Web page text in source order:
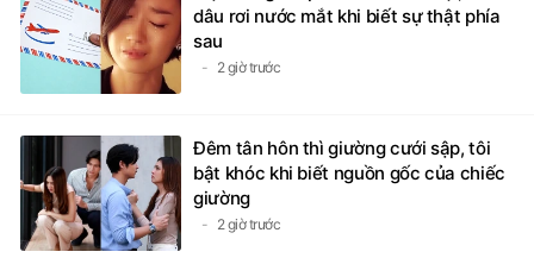
dâu rơi nước mắt khi biết sự thật phía
sau
2 giờ trước
Đêm tân hôn thì giường cưới sập, tôi
bật khóc khi biết nguồn gốc của chiếc
giường
2 giờ trước